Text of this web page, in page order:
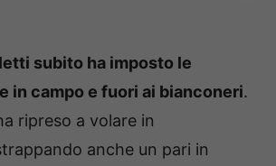
subito ha imposto le
in campo e fuori ai bianconeri.
ripreso a volare in
anche un pari in